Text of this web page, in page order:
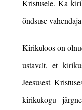
Kristusele. Ka
õndsuse
Kirikuloos on
ustavalt, et
Jeesusest
kirikukogu